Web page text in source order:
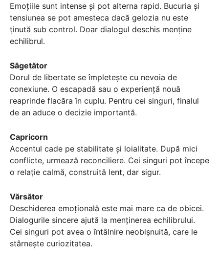
Emoțiile sunt intense și pot alterna rapid. Bucuria și
tensiunea se pot amesteca dacă gelozia nu este
ținută sub control. Doar dialogul deschis menține
echilibrul.
Săgetător
Dorul de libertate se împletește cu nevoia de
conexiune. O escapadă sau o experiență nouă
reaprinde flacăra în cuplu. Pentru cei singuri, finalul
de an aduce o decizie importantă.
Capricorn
Accentul cade pe stabilitate și loialitate. După mici
conflicte, urmează reconciliere. Cei singuri pot începe
o relație calmă, construită lent, dar sigur.
Vărsător
Deschiderea emoțională este mai mare ca de obicei.
Dialogurile sincere ajută la menținerea echilibrului.
Cei singuri pot avea o întâlnire neobișnuită, care le
stârnește curiozitatea.